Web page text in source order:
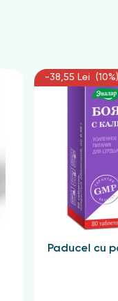
-38,55 Lei (10%)
Paducel cu